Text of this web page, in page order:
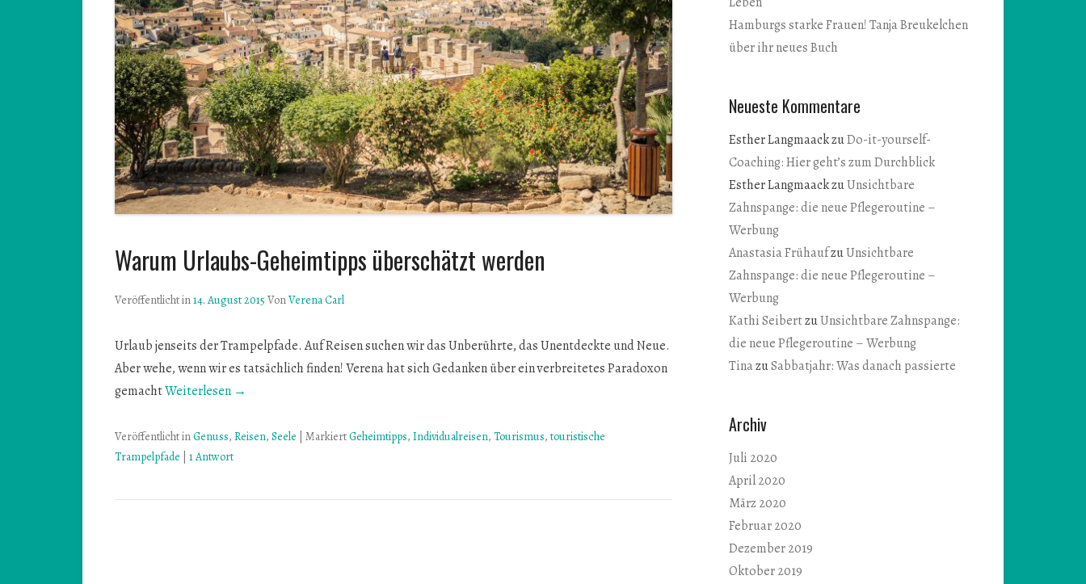
Warum Urlaubs-Geheimtipps überschätzt werden
Veröffentlicht in14. August 2015 VonVerena Carl
Urlaub jenseits der Trampelpfade. Auf Reisen suchen wir das Unberührte, das Unentdeckte und Neue.
Aber wehe, wenn wir es tatsächlich finden! Verena hat sich Gedanken über ein verbreitetes Paradoxon
gemachtWeiterlesen →
Veröffentlicht inGenuss, Reisen, Seele MarkiertGeheimtipps, Individualreisen, Tourismus, touristische
Trampelpfade
1 Antwort
Hamburgs starke Frauen! Tanja Breukelchen
über ihr neues Buch
Neueste Kommentare
Esther LangmaackzuDo-it-yourself-
Coaching: Hier geht’s zum Durchblick
Esther LangmaackzuUnsichtbare
Zahnspange: die neue Pflegeroutine –
Werbung
Anastasia FrühaufzuUnsichtbare
Zahnspange: die neue Pflegeroutine –
Werbung
Kathi SeibertzuUnsichtbare Zahnspange:
die neue Pflegeroutine – Werbung
TinazuSabbatjahr: Was danach passierte
Archiv
Juli 2020
April 2020
März 2020
Februar 2020
Dezember 2019
Oktober 2019